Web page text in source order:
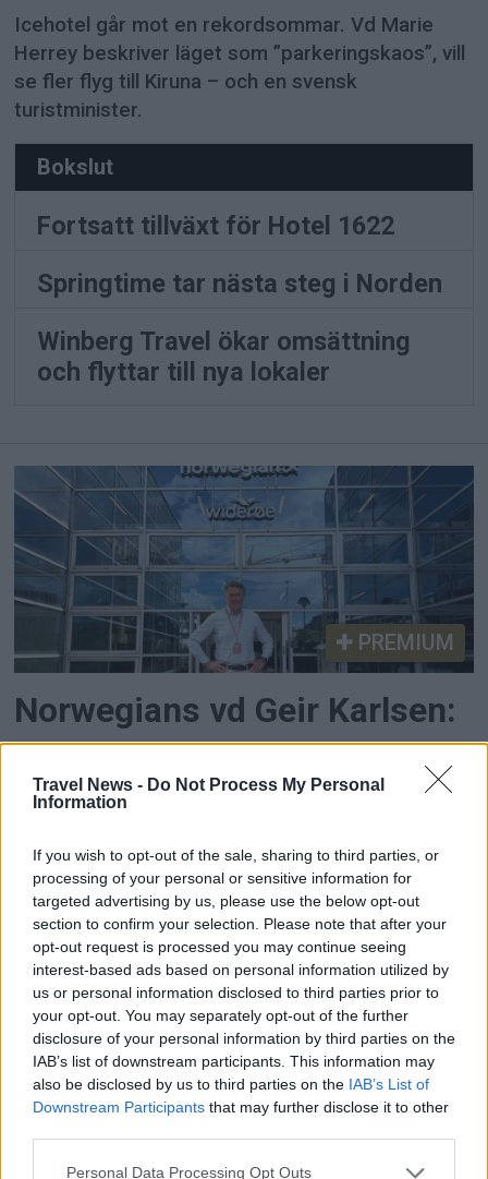
Travel News - Do Not Process My Personal
Information
If you wish to opt-out of the sale, sharing to third parties, or
processing of your personal or sensitive information for
targeted advertising by us, please use the below opt-out
section to confirm your selection. Please note that after your
opt-out request is processed you may continue seeing
interest-based ads based on personal information utilized by
us or personal information disclosed to third parties prior to
your opt-out. You may separately opt-out of the further
disclosure of your personal information by third parties on the
IAB’s list of downstream participants. This information may
also be disclosed by us to third parties on the IAB’s List of
Downstream Participants that may further disclose it to other
Personal Data Processing Opt Outs
Icehotel går mot en rekordsommar. Vd Marie
Herrey beskriver läget som ”parkeringskaos”, vill
se fler flyg till Kiruna – och en svensk
turistminister.
Bokslut
Fortsatt tillväxt för Hotel 1622
Springtime tar nästa steg i Norden
Winberg Travel ökar omsättning
och flyttar till nya lokaler
PREMIUM
Norwegians vd Geir Karlsen:
”Vi bygger ett helt nordiskt
resehus”
Med köpet av Nordic Leisure Travel Group tar
Norwegian ett av de största strategiska kliven i
nordisk reseindustri på många år. Flygbolaget
köper inte bara Ving, Spies, Tjäreborg och
Sunclass Airlines – man köper också en helt ny
affärsmodell.